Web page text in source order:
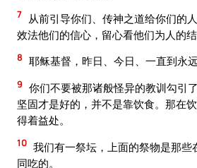
7
从前引导你们、传神之道给你们的
效法他们的信心，留心看他们为人的结
8 耶稣基督，昨日、今日、一直到永远
9 你们不要被那诸般怪异的教训勾引
坚固才是好的，并不是靠饮食。那在
得着益处。
10 我们有一祭坛，上面的祭物是那些
同吃的。